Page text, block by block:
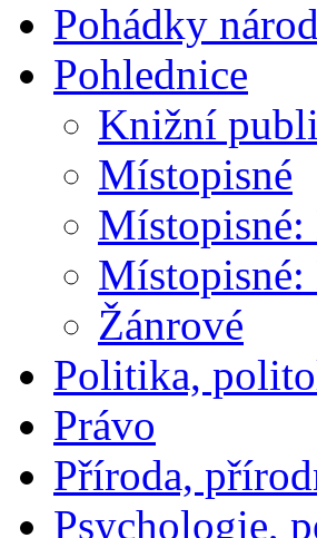
Pohádky
Pohlednice
Knižní
Místopisné
Místopisné:
Žánrové
Politika,
Právo
Příroda,
Psychologie,